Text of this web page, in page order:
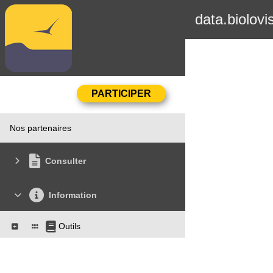
Nos partenaires
Consulter
Information
Outils